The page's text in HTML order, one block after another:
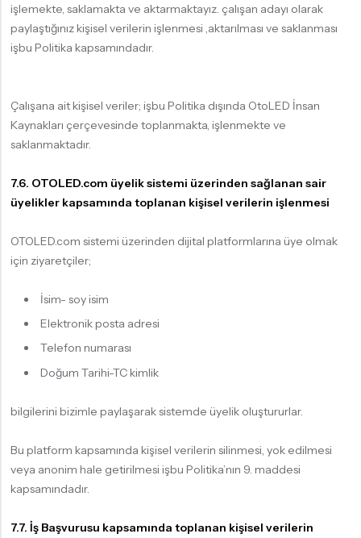
işlemekte, saklamakta ve aktarmaktayız. çalışan adayı olarak
paylaştığınız kişisel verilerin işlenmesi ,aktarılması ve saklanması
işbu Politika kapsamındadır.
Çalışana ait kişisel veriler; işbu Politika dışında OtoLED İnsan
Kaynakları çerçevesinde toplanmakta, işlenmekte ve
saklanmaktadır.
7.6. OTOLED.com üyelik sistemi üzerinden sağlanan sair
üyelikler kapsamında toplanan kişisel verilerin işlenmesi
OTOLED.com sistemi üzerinden dijital platformlarına üye olmak
için ziyaretçiler;
İsim- soy isim
Elektronik posta adresi
Telefon numarası
Doğum Tarihi-TC kimlik
bilgilerini bizimle paylaşarak sistemde üyelik oluştururlar.
Bu platform kapsamında kişisel verilerin silinmesi, yok edilmesi
veya anonim hale getirilmesi işbu Politika’nın 9. maddesi
kapsamındadır.
7.7. İş Başvurusu kapsamında toplanan kişisel verilerin